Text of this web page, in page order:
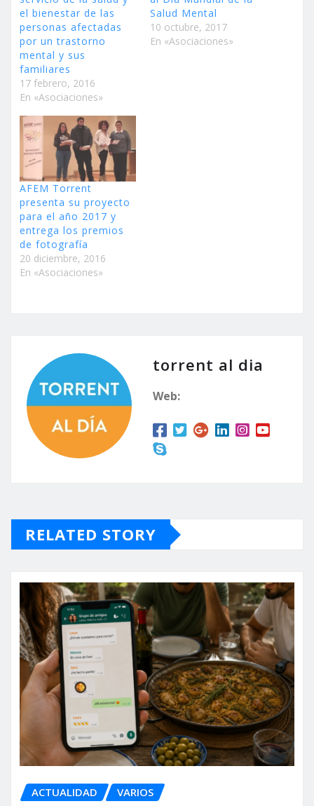
el bienestar de las
personas afectadas
por un trastorno
mental y sus
familiares
17 febrero, 2016
En «Asociaciones»
Salud Mental
10 octubre, 2017
En «Asociaciones»
AFEM Torrent
presenta su proyecto
para el año 2017 y
entrega los premios
de fotografía
20 diciembre, 2016
En «Asociaciones»
torrent al dia
Web:
RELATED STORY
ACTUALIDAD VARIOS